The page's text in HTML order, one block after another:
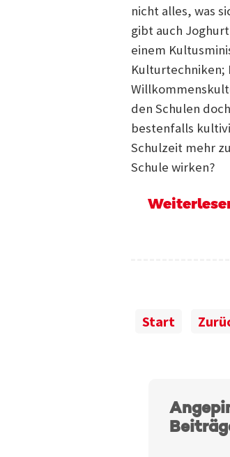
nicht alles, was
gibt auch
einem
Kulturtechniken;
den Schulen
bestenfalls
Schulzeit mehr
Schule wirken?
Start